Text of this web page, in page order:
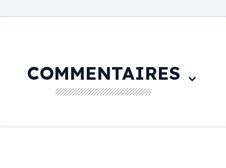
COMMENTAIRES